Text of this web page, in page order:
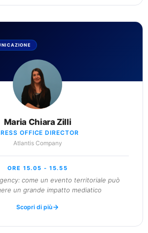
Maria Chiara Zilli
OFFICE DIRECTOR
Atlantis Company
ORE 15.05 - 15.55
come un evento territoriale può
un grande impatto mediatico
Scopri di più